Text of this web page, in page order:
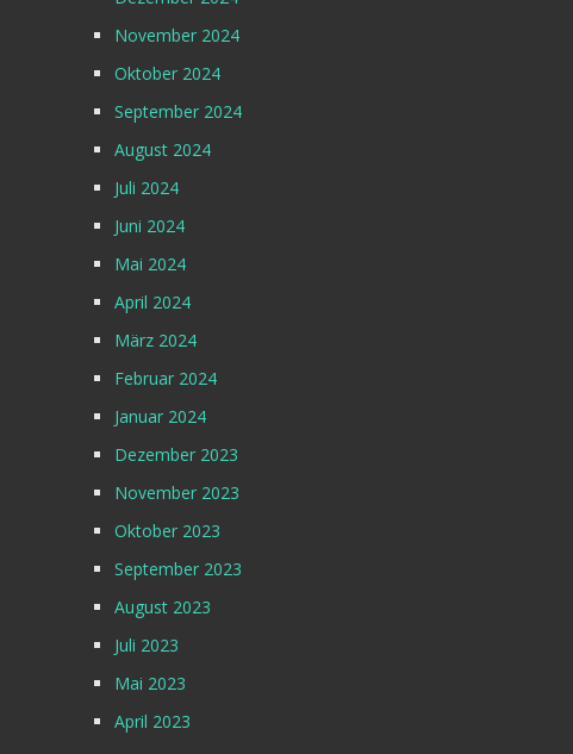
November 2024
Oktober 2024
September 2024
August 2024
Juli 2024
Juni 2024
Mai 2024
April 2024
März 2024
Februar 2024
Januar 2024
Dezember 2023
November 2023
Oktober 2023
September 2023
August 2023
Juli 2023
Mai 2023
April 2023